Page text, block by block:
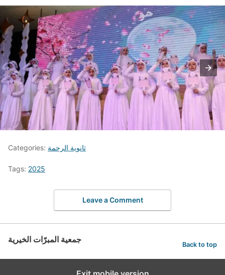
Categories: ثانوية الرحمة
Tags: 2025
Leave a Comment
جمعية المبرّات الخيرية Back to top